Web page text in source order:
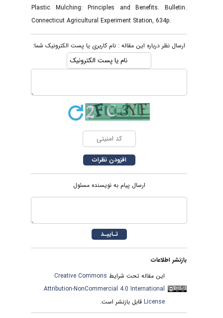
Plastic Mulching: Principles and Benefits. Bulletin.
Connecticut Agricultural Experiment Station, 634p.
ارسال نظر درباره این مقاله : نام کاربری یا پست الکترونیک شما:
ارسال پیام به نویسنده مسئول
بازنشر اطلاعات
این مقاله تحت شرایطCreative Commons
Attribution-NonCommercial 4.0 International
Licenseقابل بازنشر است.